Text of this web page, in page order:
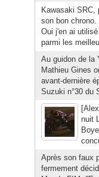
Kawasaki SRC,
son bon
Oui j'en ai
parmi les
Au guidon de la
Mathieu Gines
avant-dernière
Suzuki n°30 du
nuit
Après son faux
fermement